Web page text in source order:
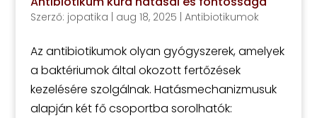
Szerző: jopatika | aug 18, 2025 | Antibiotikumok
Az antibiotikumok olyan gyógyszerek, amelyek
a baktériumok által okozott fertőzések
kezelésére szolgálnak. Hatásmechanizmusuk
alapján két fő csoportba sorolhatók: